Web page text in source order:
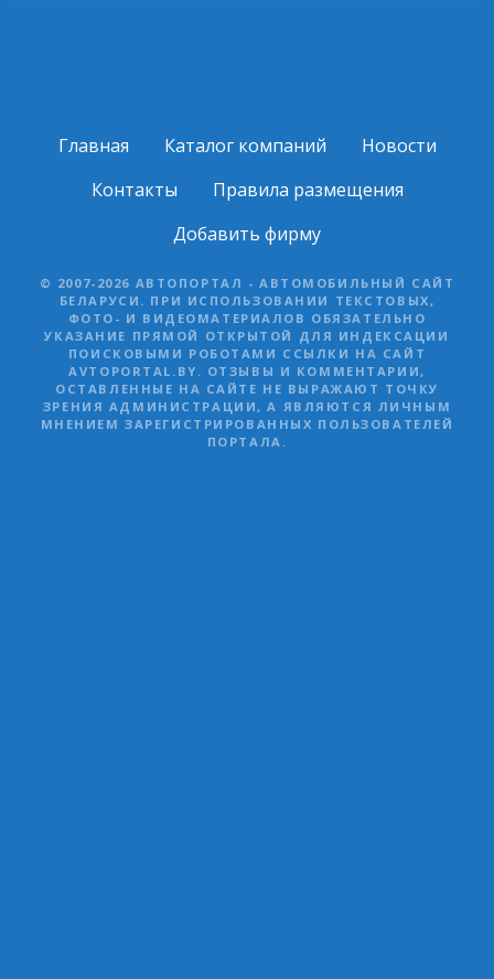
Главная Каталог компаний
Новости
Контакты
Правила размещения
Добавить фирму
© 2007-2026 АВТОПОРТАЛ - АВТОМОБИЛЬНЫЙ САЙТ
БЕЛАРУСИ. ПРИ ИСПОЛЬЗОВАНИИ ТЕКСТОВЫХ,
ФОТО- И ВИДЕОМАТЕРИАЛОВ ОБЯЗАТЕЛЬНО
УКАЗАНИЕ ПРЯМОЙ ОТКРЫТОЙ ДЛЯ ИНДЕКСАЦИИ
ПОИСКОВЫМИ РОБОТАМИ ССЫЛКИ НА САЙТ
AVTOPORTAL.BY. ОТЗЫВЫ И КОММЕНТАРИИ,
ОСТАВЛЕННЫЕ НА САЙТЕ НЕ ВЫРАЖАЮТ ТОЧКУ
ЗРЕНИЯ АДМИНИСТРАЦИИ, А ЯВЛЯЮТСЯ ЛИЧНЫМ
МНЕНИЕМ ЗАРЕГИСТРИРОВАННЫХ ПОЛЬЗОВАТЕЛЕЙ
ПОРТАЛА.